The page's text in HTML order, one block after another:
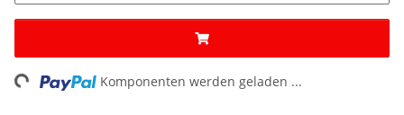
Komponenten werden geladen ...